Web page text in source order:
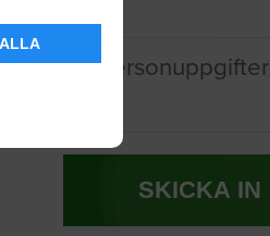
mina personuppgifter
SKICKA IN